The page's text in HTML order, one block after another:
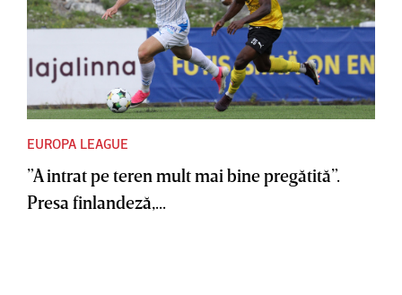
EUROPA LEAGUE
”A intrat pe teren mult mai bine pregătită”.
Presa finlandeză,...